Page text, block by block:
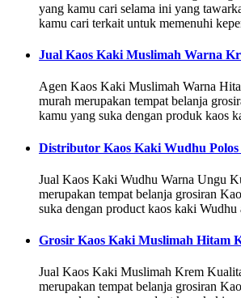
yang kamu cari selama ini yang
kamu cari terkait untuk memenuhi
Jual Kaos Kaki Muslimah Warna
Agen Kaos Kaki Muslimah Warna
murah merupakan tempat belanja
kamu yang suka dengan produk kaos
Distributor Kaos Kaki Wudhu
Jual Kaos Kaki Wudhu Warna Ungu
merupakan tempat belanja grosiran
suka dengan product kaos kaki
Grosir Kaos Kaki Muslimah Hitam
Jual Kaos Kaki Muslimah Krem
merupakan tempat belanja grosiran